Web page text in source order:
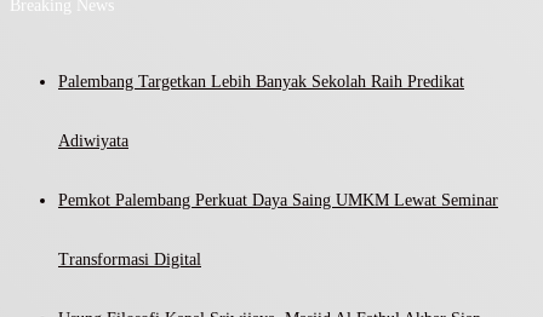
Breaking News
Palembang Targetkan Lebih Banyak Sekolah Raih Predikat
Adiwiyata
Pemkot Palembang Perkuat Daya Saing UMKM Lewat Seminar
Transformasi Digital